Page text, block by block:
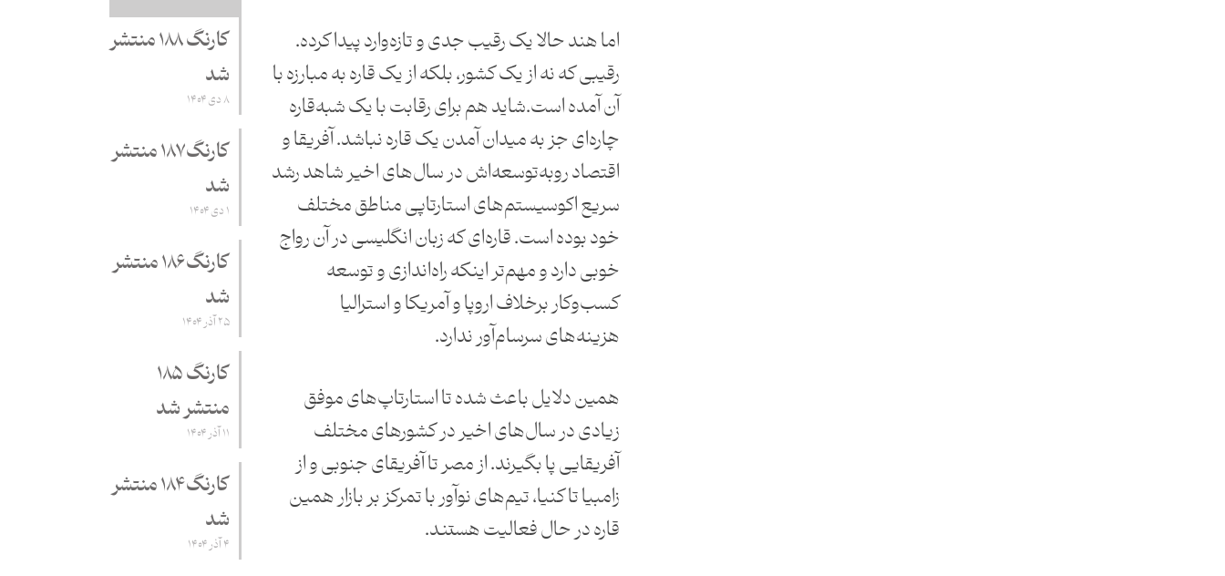
اما هند حالا یک رقیب جدی و تازه‌وارد پیدا کرده.
رقیبی که نه از یک کشور، بلکه از یک قاره به مبارزه با
آن آمده است.شاید هم برای رقابت با یک شبه‌قاره
چاره‌ای جز به میدان آمدن یک قاره نباشد. آفریقا و
اقتصاد روبه‌‌توسعه‌اش در سال‌های اخیر شاهد رشد
سریع اکوسیستم‌های استارتاپی مناطق مختلف
خود بوده است. قاره‌ای که زبان انگلیسی در آن رواج
خوبی دارد و مهم‌تر اینکه راه‌اندازی و توسعه
کسب‌وکار برخلاف اروپا و آمریکا و استرالیا
هزینه‌های سرسام‌آور ندارد.
همین دلایل باعث شده تا استارتاپ‌های موفق
زیادی در سال‌های اخیر در کشورهای مختلف
آفریقایی پا بگیرند. از مصر تا آفریقای جنوبی و از
زامبیا تا کنیا، تیم‌های نوآور با تمرکز بر بازار همین
قاره در حال فعالیت هستند.
کارنگ ۱۸۸ منتشر
شد
۸ دی ۱۴۰۴
کارنگ ۱۸۷ منتشر
شد
۱ دی ۱۴۰۴
کارنگ ۱۸۶ منتشر
شد
۲۵ آذر ۱۴۰۴
کارنگ ۱۸۵
منتشر شد
۱۱ آذر ۱۴۰۴
کارنگ ۱۸۴ منتشر
شد
۴ آذر ۱۴۰۴